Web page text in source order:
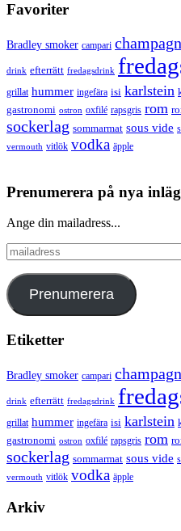
Favoriter
Bradley smoker campari
drink efterrätt fredagsdrink
grillat hummer ingefära isi karlstein
gastronomi ostron oxfilé rapsgris rom
sockerlag sommarmat sous vide
vermouth vitlök vodka äpple
Prenumerera på nya
Ange din mailadress...
mailadress
Prenumerera
Etiketter
Bradley smoker campari
drink efterrätt fredagsdrink
grillat hummer ingefära isi karlstein
gastronomi ostron oxfilé rapsgris rom
sockerlag sommarmat sous vide
vermouth vitlök vodka äpple
Arkiv